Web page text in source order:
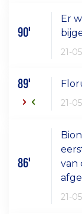
90'
Er
21-
89'
21-
86'
van
21-